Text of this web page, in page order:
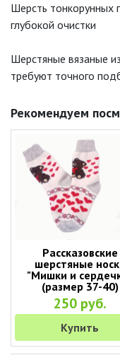
Шерсть тонкорунных
глубокой очистки
Шерстяные вязаные
требуют точного
Рекомендуем
Рассказовские
шерстяные
"Мишки и
(размер 37-40)
250 руб.
Купить